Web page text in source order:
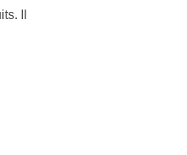
Il